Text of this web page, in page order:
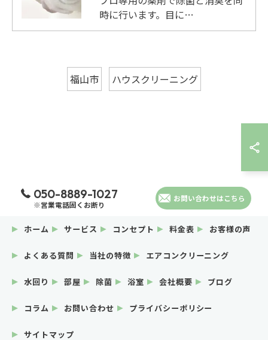
時に行います。目に…
福山市 ハウスクリーニング
050-8889-1027
※営業電話固くお断り
お問い合わせはこちら
ホーム サービス コンセプト 料金表 お客様の声
よくある質問 当社の特徴 エアコンクリーニング
水回り 部屋 除菌 浴室 会社概要 ブログ
コラム お問い合わせ プライバシーポリシー
サイトマップ